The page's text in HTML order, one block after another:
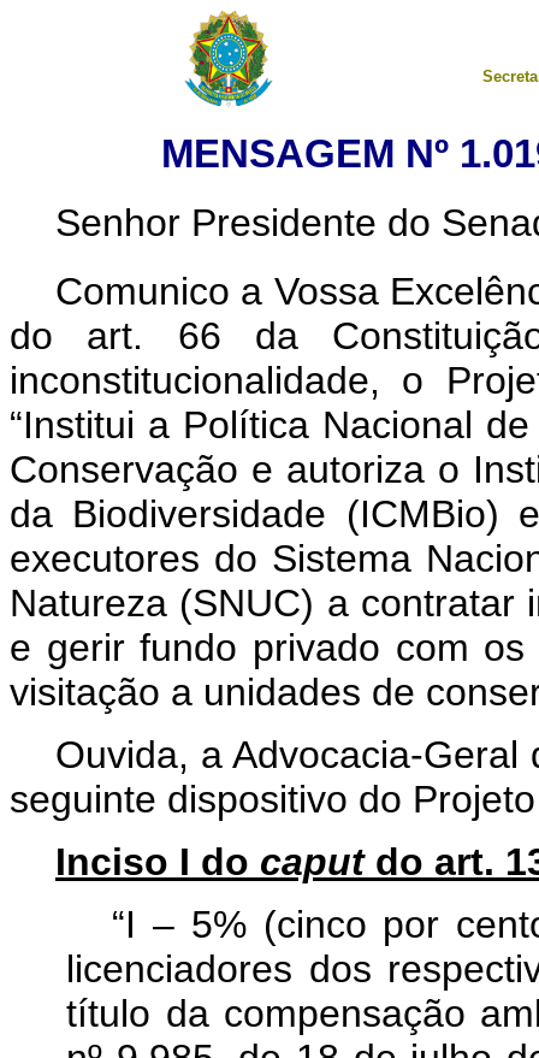
MENSAGEM Nº
Senhor Presidente do
Comunico a Vossa
do art. 66 da
inconstitucionalidade, o
“Institui a Política Nacional
Conservação e autoriza o
da Biodiversidade (ICMBio)
executores do Sistema
Natureza (SNUC) a contratar
e gerir fundo privado com
visitação a unidades de
Ouvida, a Advocacia-
seguinte dispositivo do
Inciso I do caputdo art.
“I – 5% (cinco por
licenciadores dos
título da compensação